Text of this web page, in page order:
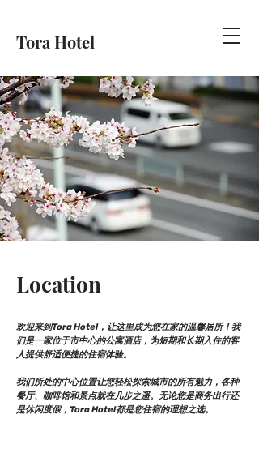
Tora Hotel
Location
欢迎来到Tora Hotel，让这里成为您在家的温馨居所！我
们是一家位于市中心的公寓酒店，为短期和长期入住的客
人提供舒适便捷的住宿体验。
我们所处的中心位置让您轻松探索城市的所有魅力，各种
餐厅、咖啡馆和景点就在几步之遥。无论您是商务出行还
是休闲度假，Tora Hotel都是您住宿的理想之选。